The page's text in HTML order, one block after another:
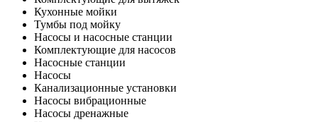
Кухонные мойки
Тумбы под мойку
Насосы и насосные станции
Комплектующие для насосов
Насосные станции
Насосы
Канализационные установки
Насосы вибрационные
Насосы дренажные